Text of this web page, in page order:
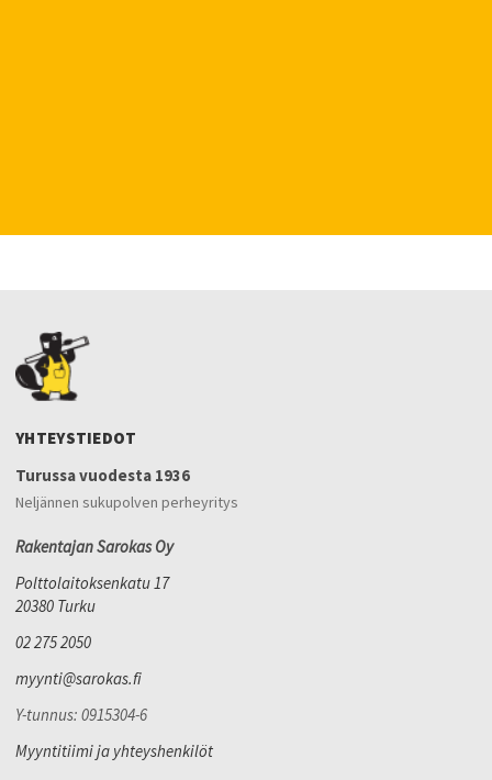
YHTEYSTIEDOT
Turussa vuodesta 1936
Neljännen sukupolven perheyritys
Rakentajan Sarokas Oy
Polttolaitoksenkatu 17
20380 Turku
02 275 2050
myynti@sarokas.fi
Y-tunnus: 0915304-6
Myyntitiimi ja yhteyshenkilöt